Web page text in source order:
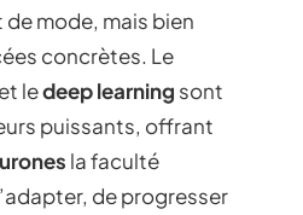
de mode, mais bien
concrètes. Le
et ledeep learning sont
puissants, offrant
la faculté
de progresser